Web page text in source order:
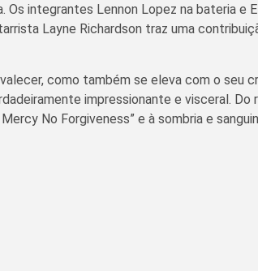
integrantes Lennon Lopez na bateria e
Layne Richardson traz uma
como também se eleva com o seu
impressionante e visceral. Do
No Forgiveness” e à sombria e